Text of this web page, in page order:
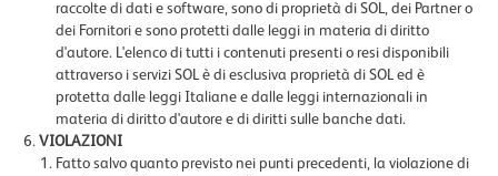
raccolte di dati e software, sono di proprietà di SOL, dei Partner o
dei Fornitori e sono protetti dalle leggi in materia di diritto
d'autore. L'elenco di tutti i contenuti presenti o resi disponibili
attraverso i servizi SOL è di esclusiva proprietà di SOL ed è
protetta dalle leggi Italiane e dalle leggi internazionali in
materia di diritto d'autore e di diritti sulle banche dati.
VIOLAZIONI
Fatto salvo quanto previsto nei punti precedenti, la violazione di